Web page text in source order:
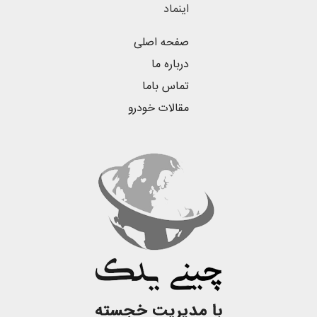
اینماد
صفحه اصلی
درباره ما
تماس باما
مقالات خودرو